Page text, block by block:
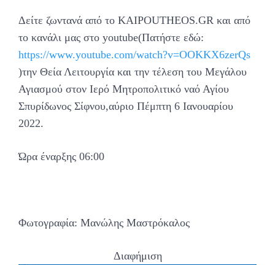
Δείτε ζωντανά από το KAIPOUTHEOS.GR και από
το κανάλι μας στο youtube(Πατήστε εδώ:
https://www.youtube.com/watch?v=OOKKX6zerQs
)την Θεία Λειτουργία και την τέλεση του Μεγάλου
Αγιασμού στον Ιερό Μητροπολιτικό ναό Αγίου
Σπυρίδωνος Σίφνου,αύριο Πέμπτη 6 Ιανουαρίου
2022.
Ώρα έναρξης 06:00
Φωτογραφία: Μανώλης Μαστρόκαλος
Διαφήμιση